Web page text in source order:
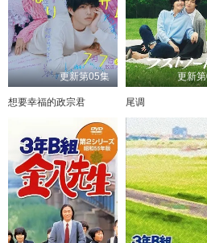
更新第05集
想要幸福的政宗君
更新
尾调